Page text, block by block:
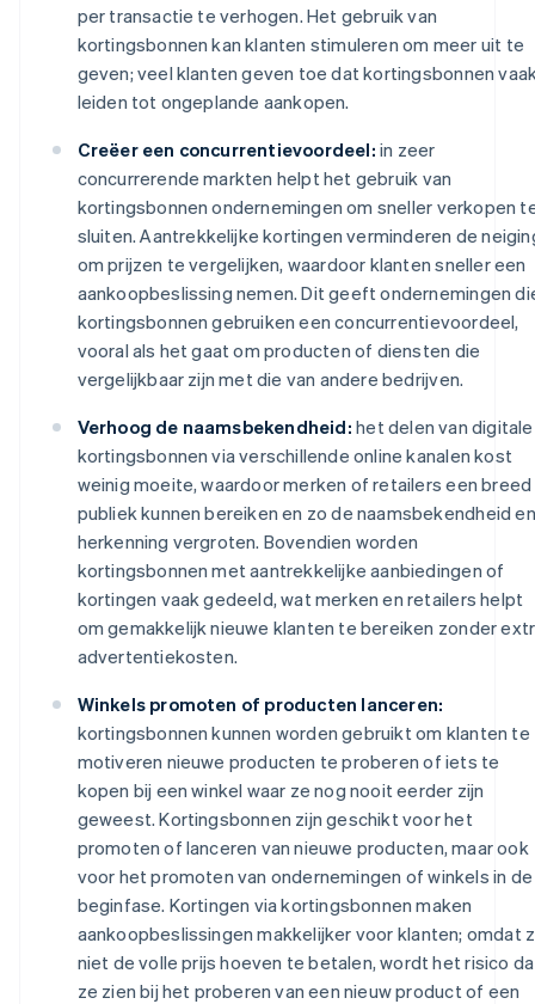
per transactie te verhogen. Het gebruik van
kortingsbonnen kan klanten stimuleren om meer uit te
geven; veel klanten geven toe dat kortingsbonnen
leiden tot ongeplande aankopen.
Creëer een concurrentievoordeel: in zeer
concurrerende markten helpt het gebruik van
kortingsbonnen ondernemingen om sneller verkopen
sluiten. Aantrekkelijke kortingen verminderen de
om prijzen te vergelijken, waardoor klanten sneller een
aankoopbeslissing nemen. Dit geeft ondernemingen
kortingsbonnen gebruiken een concurrentievoordeel,
vooral als het gaat om producten of diensten die
vergelijkbaar zijn met die van andere bedrijven.
Verhoog de naamsbekendheid: het delen van digitale
kortingsbonnen via verschillende online kanalen kost
weinig moeite, waardoor merken of retailers een breed
publiek kunnen bereiken en zo de naamsbekendheid en
herkenning vergroten. Bovendien worden
kortingsbonnen met aantrekkelijke aanbiedingen of
kortingen vaak gedeeld, wat merken en retailers helpt
om gemakkelijk nieuwe klanten te bereiken zonder
advertentiekosten.
Winkels promoten of producten lanceren:
kortingsbonnen kunnen worden gebruikt om klanten te
motiveren nieuwe producten te proberen of iets te
kopen bij een winkel waar ze nog nooit eerder zijn
geweest. Kortingsbonnen zijn geschikt voor het
promoten of lanceren van nieuwe producten, maar ook
voor het promoten van ondernemingen of winkels in de
beginfase. Kortingen via kortingsbonnen maken
aankoopbeslissingen makkelijker voor klanten; omdat
niet de volle prijs hoeven te betalen, wordt het risico
ze zien bij het proberen van een nieuw product of een